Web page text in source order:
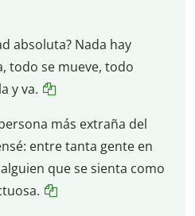
absoluta? Nada hay
todo se mueve, todo
y va.
más extraña del
entre tanta gente en
que se sienta como